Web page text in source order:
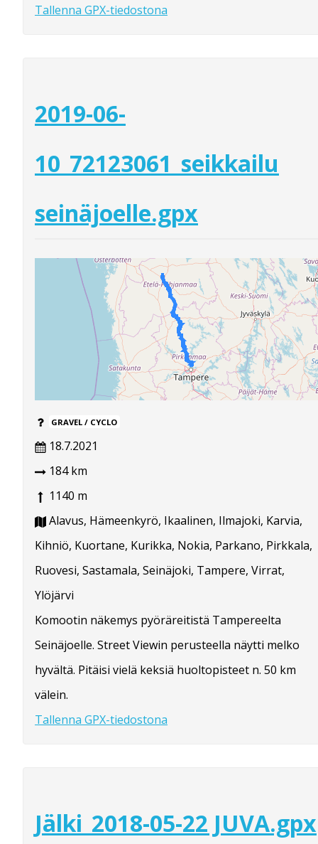
Tallenna GPX-tiedostona
2019-06-
10_72123061_seikkailu
seinäjoelle.gpx
GRAVEL / CYCLO
18.7.2021
184 km
1140 m
Alavus, Hämeenkyrö, Ikaalinen, Ilmajoki, Karvia,
Kihniö, Kuortane, Kurikka, Nokia, Parkano, Pirkkala,
Ruovesi, Sastamala, Seinäjoki, Tampere, Virrat,
Ylöjärvi
Komootin näkemys pyöräreitistä Tampereelta
Seinäjoelle. Street Viewin perusteella näytti melko
hyvältä. Pitäisi vielä keksiä huoltopisteet n. 50 km
välein.
Tallenna GPX-tiedostona
Jälki_2018-05-22 JUVA.gpx